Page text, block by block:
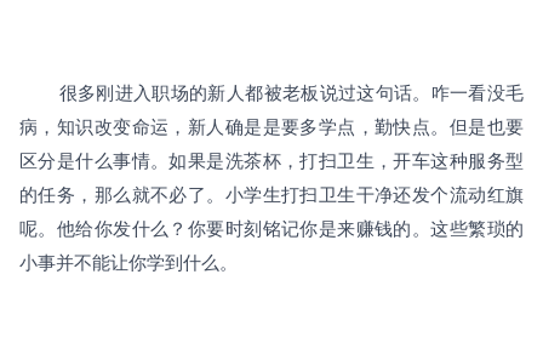
病，知识改变命运，新人确是是要多学点，勤快点。但是也要
区分是什么事情。如果是洗茶杯，打扫卫生，开车这种服务型
的任务，那么就不必了。小学生打扫卫生干净还发个流动红旗
呢。他给你发什么？你要时刻铭记你是来赚钱的。这些繁琐的
小事并不能让你学到什么。